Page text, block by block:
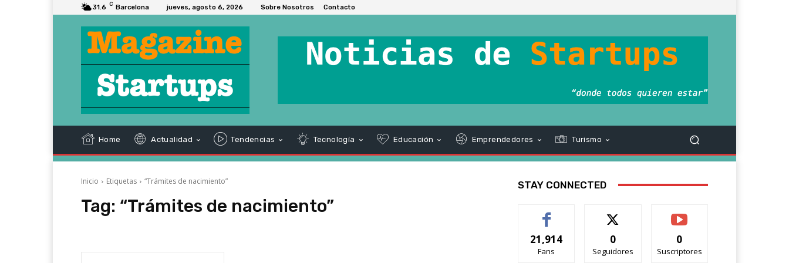
31.6 C Barcelona jueves, agosto 6, 2026 Sobre Nosotros Contacto
Home Actualidad Tendencias Tecnología Educación Emprendedores Turismo
Inicio Etiquetas “Trámites de nacimiento”
Tag: “Trámites de nacimiento”
STAY CONNECTED
21,914
Fans
0
Seguidores
0
Suscriptores